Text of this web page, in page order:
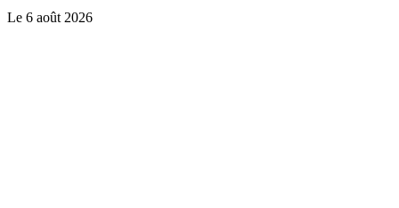
Le 6 août 2026